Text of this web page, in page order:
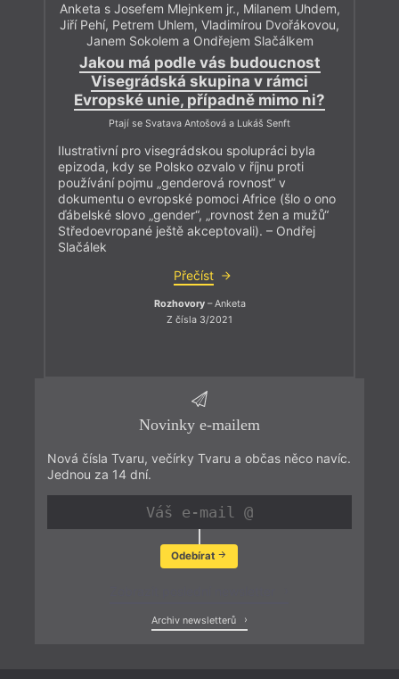
Anketa s Josefem Mlejnkem jr., Milanem Uhdem,
Jiří Pehí, Petrem Uhlem, Vladimírou Dvořákovou,
Janem Sokolem a Ondřejem Slačálkem
Jakou má podle vás budoucnost
Visegrádská skupina v rámci
Evropské unie, případně mimo ni?
Ptají se Svatava Antošová a Lukáš Senft
Ilustrativní pro visegrádskou spolupráci byla
epizoda, kdy se Polsko ozvalo v říjnu proti
používání pojmu „genderová rovnost“ v
dokumentu o evropské pomoci Africe (šlo o ono
ďábelské slovo „gender“, „rovnost žen a mužů“
Středoevropané ještě akceptovali). – Ondřej
Slačálek
Přečíst
Rozhovory– Anketa
Z čísla 3/2021
Novinky e-mailem
Nová čísla Tvaru, večírky Tvaru a občas něco navíc.
Jednou za 14 dní.
Odebírat
Archiv newsletterů